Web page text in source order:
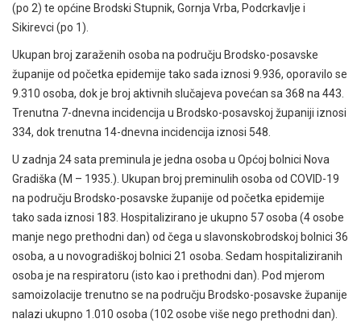
(po 2) te općine Brodski Stupnik, Gornja Vrba, Podcrkavlje i
Sikirevci (po 1).
Ukupan broj zaraženih osoba na području Brodsko-posavske
županije od početka epidemije tako sada iznosi 9.936, oporavilo se
9.310 osoba, dok je broj aktivnih slučajeva povećan sa 368 na 443.
Trenutna 7-dnevna incidencija u Brodsko-posavskoj županiji iznosi
334, dok trenutna 14-dnevna incidencija iznosi 548.
U zadnja 24 sata preminula je jedna osoba u Općoj bolnici Nova
Gradiška (M – 1935.). Ukupan broj preminulih osoba od COVID-19
na području Brodsko-posavske županije od početka epidemije
tako sada iznosi 183. Hospitalizirano je ukupno 57 osoba (4 osobe
manje nego prethodni dan) od čega u slavonskobrodskoj bolnici 36
osoba, a u novogradiškoj bolnici 21 osoba. Sedam hospitaliziranih
osoba je na respiratoru (isto kao i prethodni dan). Pod mjerom
samoizolacije trenutno se na području Brodsko-posavske županije
nalazi ukupno 1.010 osoba (102 osobe više nego prethodni dan).